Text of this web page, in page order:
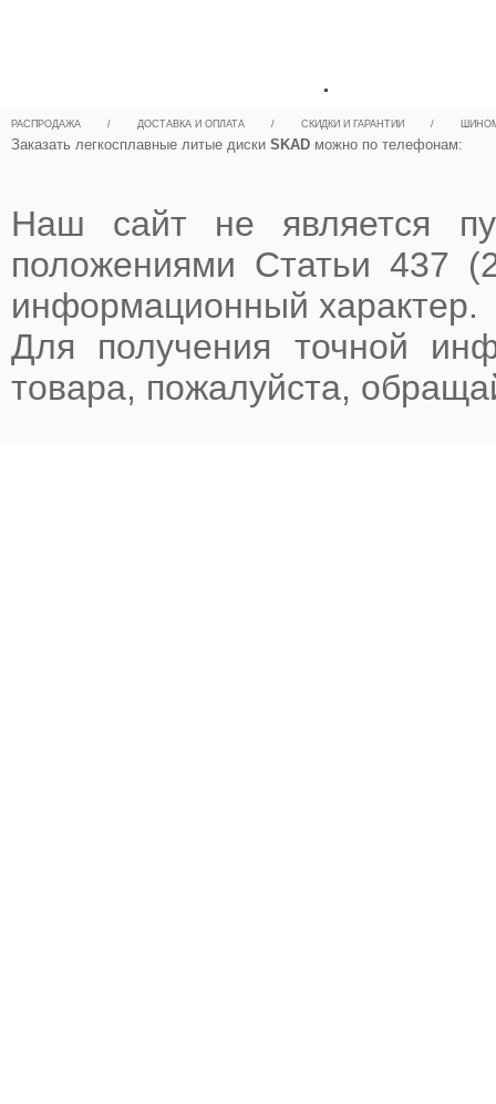
.
РАСПРОДАЖА / ДОСТАВКА И ОПЛАТА / СКИДКИ И ГАРАНТИИ /
Заказать легкосплавные литые диски SKAD можно по телефонам:
Наш сайт не является
положениями Статьи 437
информационный характер.
Для получения точной
товара, пожалуйста,